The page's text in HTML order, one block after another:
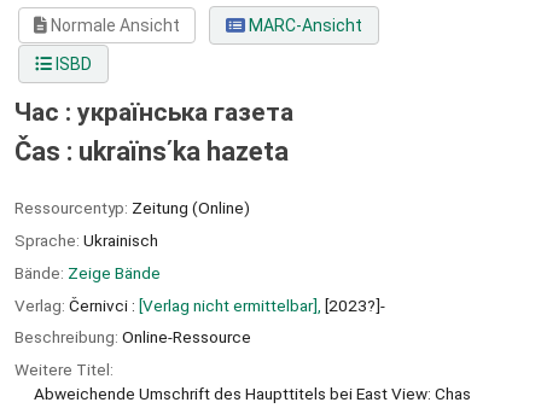
Normale Ansicht
MARC-Ansicht
ISBD
Час : українська газета
Čas : ukrai͏̈nsʹka hazeta
Ressourcentyp: Zeitung (Online)
Sprache: Ukrainisch
Bände: Zeige Bände
Verlag: Černivci : [Verlag nicht ermittelbar], [2023?]-
Beschreibung: Online-Ressource
Weitere Titel:
Abweichende Umschrift des Haupttitels bei East View: Chas